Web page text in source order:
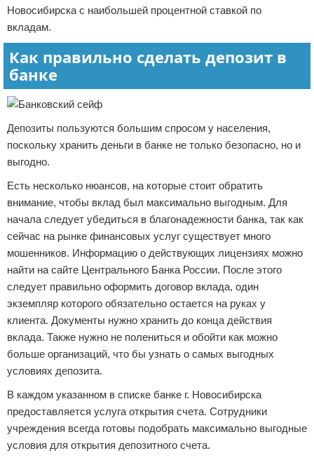
Новосибирска с наибольшей процентной ставкой по
вкладам.
Как правильно сделать депозит в
банке
Депозиты пользуются большим спросом у населения,
поскольку хранить деньги в банке не только безопасно, но и
выгодно.
Есть несколько нюансов, на которые стоит обратить
внимание, чтобы вклад был максимально выгодным. Для
начала следует убедиться в благонадежности банка, так как
сейчас на рынке финансовых услуг существует много
мошенников. Информацию о действующих лицензиях можно
найти на сайте Центрального Банка России. После этого
следует правильно оформить договор вклада, один
экземпляр которого обязательно остается на руках у
клиента. Документы нужно хранить до конца действия
вклада. Также нужно не полениться и обойти как можно
больше организаций, что бы узнать о самых выгодных
условиях депозита.
В каждом указанном в списке банке г. Новосибирска
предоставляется услуга открытия счета. Сотрудники
учреждения всегда готовы подобрать максимально выгодные
условия для открытия депозитного счета.